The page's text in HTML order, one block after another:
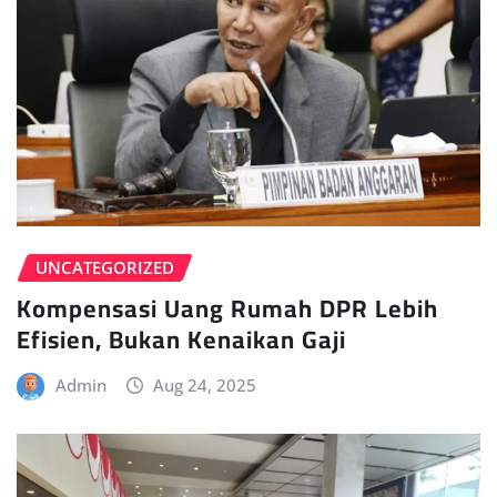
UNCATEGORIZED
Kompensasi Uang Rumah DPR Lebih
Efisien, Bukan Kenaikan Gaji
Admin Aug 24, 2025